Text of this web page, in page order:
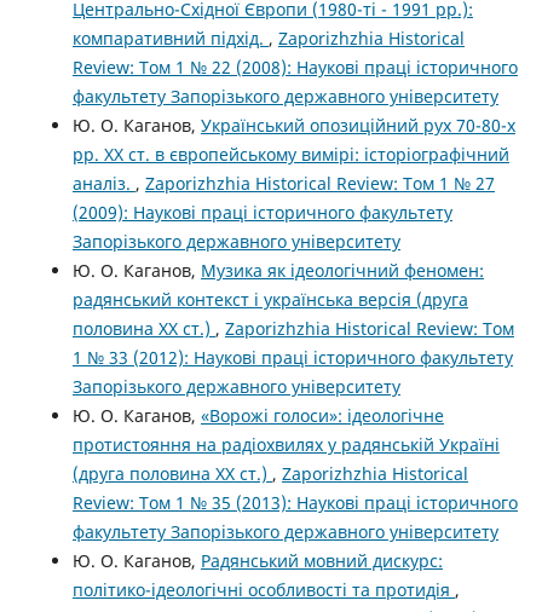
Центрально-Східної Європи (1980-ті - 1991 рр.):
компаративний підхід. , Zaporizhzhia Historical
Review: Том 1 № 22 (2008): Наукові праці історичного
факультету Запорізького державного університету
Ю. О. Каганов, Український опозиційний рух 70-80-х
рр. XХ ст. в європейському вимірі: історіографічний
аналіз. , Zaporizhzhia Historical Review: Том 1 № 27
(2009): Наукові праці історичного факультету
Запорізького державного університету
Ю. О. Каганов, Музика як ідеологічний феномен:
радянський контекст і українська версія (друга
половина XX ст.) , Zaporizhzhia Historical Review: Том
1 № 33 (2012): Наукові праці історичного факультету
Запорізького державного університету
Ю. О. Каганов, «Ворожі голоси»: ідеологічне
протистояння на радіохвилях у радянській Україні
(друга половина XX ст.) , Zaporizhzhia Historical
Review: Том 1 № 35 (2013): Наукові праці історичного
факультету Запорізького державного університету
Ю. О. Каганов, Радянський мовний дискурс:
політико-ідеологічні особливості та протидія ,